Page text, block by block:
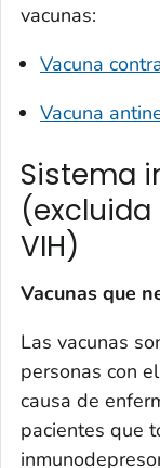
vacunas:
Vacuna
Vacuna
Sistema
VIH)
Vacunas que
Las vacunas
personas con
causa de
pacientes que